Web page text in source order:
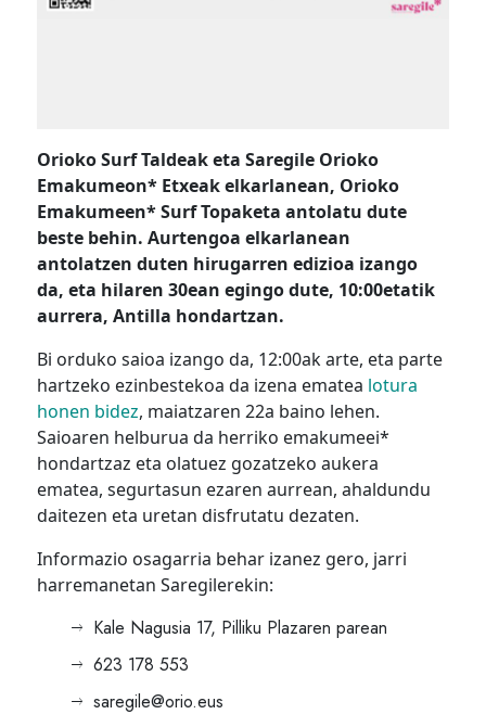
Orioko Surf Taldeak eta Saregile Orioko
Emakumeon* Etxeak elkarlanean, Orioko
Emakumeen* Surf Topaketa antolatu dute
beste behin. Aurtengoa elkarlanean
antolatzen duten hirugarren edizioa izango
da, eta hilaren 30ean egingo dute, 10:00etatik
aurrera, Antilla hondartzan.
Bi orduko saioa izango da, 12:00ak arte, eta parte
hartzeko ezinbestekoa da izena ematea lotura
honen bidez, maiatzaren 22a baino lehen.
Saioaren helburua da herriko emakumeei*
hondartzaz eta olatuez gozatzeko aukera
ematea, segurtasun ezaren aurrean, ahaldundu
daitezen eta uretan disfrutatu dezaten.
Informazio osagarria behar izanez gero, jarri
harremanetan Saregilerekin:
Kale Nagusia 17, Pilliku Plazaren parean
623 178 553
saregile@orio.eus